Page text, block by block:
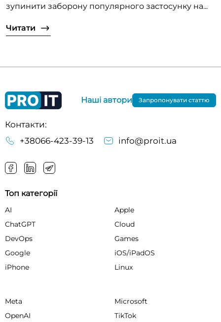
зупинити заборону популярного застосунку на...
Читати
Контакти:
+38066-423-39-13
info@proit.ua
Наші автори Запропонувати статтю
Топ категорії
AI
Apple
ChatGPT
Cloud
DevOps
Games
Google
iOS/iPadOS
iPhone
Linux
Meta
Microsoft
OpenAI
TikTok